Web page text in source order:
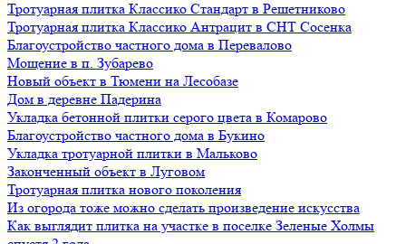
Тротуарная плитка Классико Стандарт в Решетниково
Тротуарная плитка Классико Антрацит в СНТ Сосенка
Благоустройство частного дома в Перевалово
Мощение в п. Зубарево
Новый объект в Тюмени на Лесобазе
Дом в деревне Падерина
Укладка бетонной плитки серого цвета в Комарово
Благоустройство частного дома в Букино
Укладка тротуарной плитки в Мальково
Законченный объект в Луговом
Тротуарная плитка нового поколения
Из огорода тоже можно сделать произведение искусства
Как выглядит плитка на участке в поселке Зеленые Холмы